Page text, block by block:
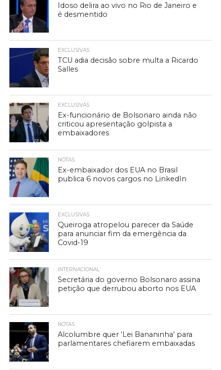
Idoso delira ao vivo no Rio de Janeiro e
é desmentido
EXCLUSIVAS
TCU adia decisão sobre multa a Ricardo
Salles
EXCLUSIVAS
Ex-funcionário de Bolsonaro ainda não
criticou apresentação golpista a
embaixadores
NOTAS
Ex-embaixador dos EUA no Brasil
publica 6 novos cargos no LinkedIn
EXCLUSIVAS
Queiroga atropelou parecer da Saúde
para anunciar fim da emergência da
Covid-19
INTERNACIONAL
Secretária do governo Bolsonaro assina
petição que derrubou aborto nos EUA
NOTAS
Alcolumbre quer ‘Lei Bananinha’ para
parlamentares chefiarem embaixadas